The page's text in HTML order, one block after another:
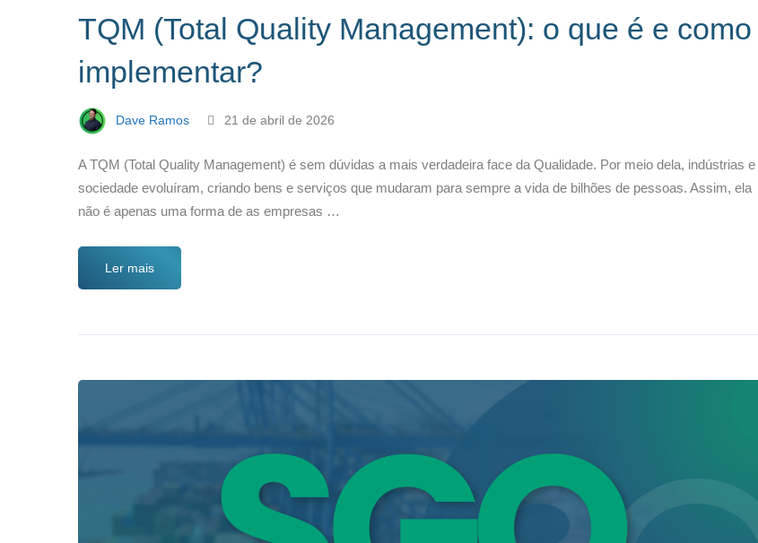
TQM (Total Quality Management): o que é e como
implementar?
Dave Ramos 21 de abril de 2026
A TQM (Total Quality Management) é sem dúvidas a mais verdadeira face da Qualidade. Por meio dela, indústrias e
sociedade evoluíram, criando bens e serviços que mudaram para sempre a vida de bilhões de pessoas. Assim, ela
não é apenas uma forma de as empresas …
Ler mais